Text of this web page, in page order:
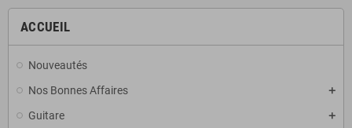
ACCUEIL
Nouveautés
Nos Bonnes Affaires
Guitare